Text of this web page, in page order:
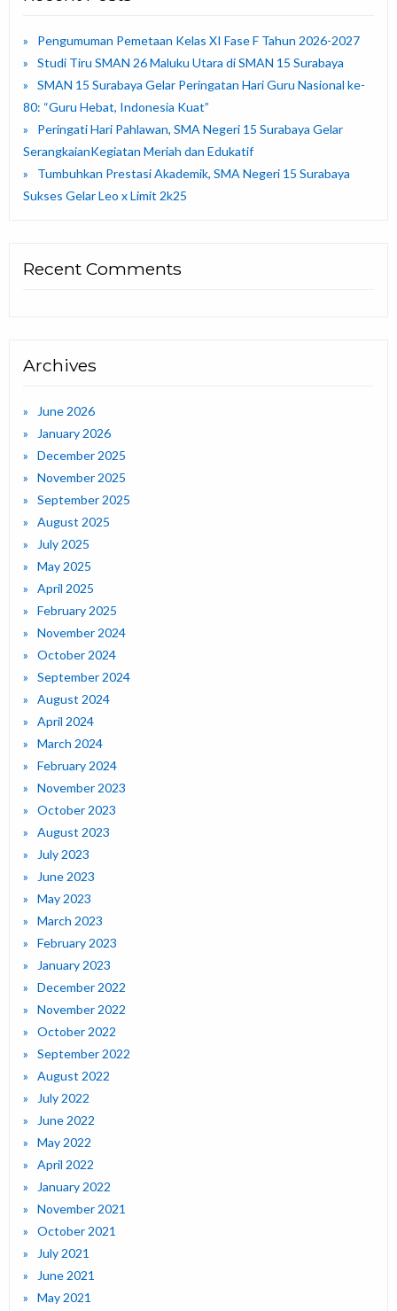
Pengumuman Pemetaan Kelas XI Fase F Tahun 2026-2027
Studi Tiru SMAN 26 Maluku Utara di SMAN 15 Surabaya
SMAN 15 Surabaya Gelar Peringatan Hari Guru Nasional ke-
80: “Guru Hebat, Indonesia Kuat”
Peringati Hari Pahlawan, SMA Negeri 15 Surabaya Gelar
SerangkaianKegiatan Meriah dan Edukatif
Tumbuhkan Prestasi Akademik, SMA Negeri 15 Surabaya
Sukses Gelar Leo x Limit 2k25
Recent Comments
Archives
June 2026
January 2026
December 2025
November 2025
September 2025
August 2025
July 2025
May 2025
April 2025
February 2025
November 2024
October 2024
September 2024
August 2024
April 2024
March 2024
February 2024
November 2023
October 2023
August 2023
July 2023
June 2023
May 2023
March 2023
February 2023
January 2023
December 2022
November 2022
October 2022
September 2022
August 2022
July 2022
June 2022
May 2022
April 2022
January 2022
November 2021
October 2021
July 2021
June 2021
May 2021